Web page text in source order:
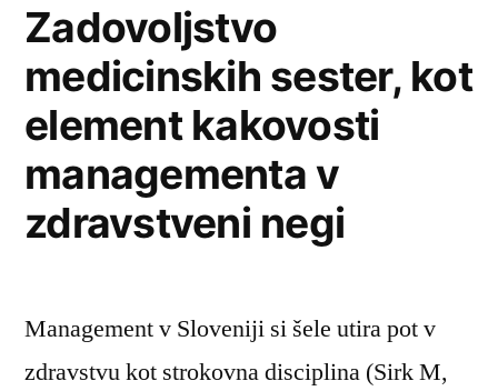
Zadovoljstvo
medicinskih sester, kot
element kakovosti
managementa v
zdravstveni negi
Management v Sloveniji si šele utira pot v
zdravstvu kot strokovna disciplina (Sirk M,